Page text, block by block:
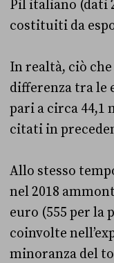
Pil italiano (dati
costituiti da
In realtà, ciò
differenza tra le
pari a circa 44,1
citati in
Allo stesso
nel 2018
euro (555 per la
coinvolte
minoranza del